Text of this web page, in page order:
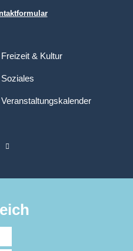
Freizeit & Kultur
Soziales
Veranstaltungskalender